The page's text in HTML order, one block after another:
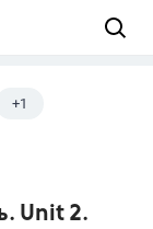
+1
Unit 2.